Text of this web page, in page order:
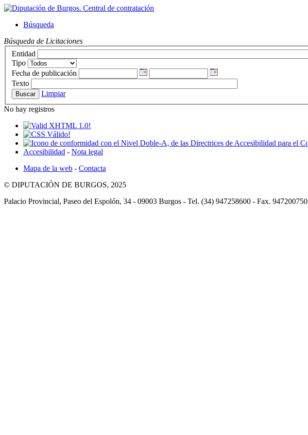
Búsqueda
Búsqueda de Licitaciones
Entidad
Tipo
Fecha de publicación
Texto
Limpiar
No hay registros
Accesibilidad - Nota legal
Mapa de la web - Contacta
© DIPUTACIÓN DE BURGOS, 2025
Palacio Provincial, Paseo del Espolón, 34 - 09003 Burgos - Tel. (34) 947258600 - Fax. 947200750